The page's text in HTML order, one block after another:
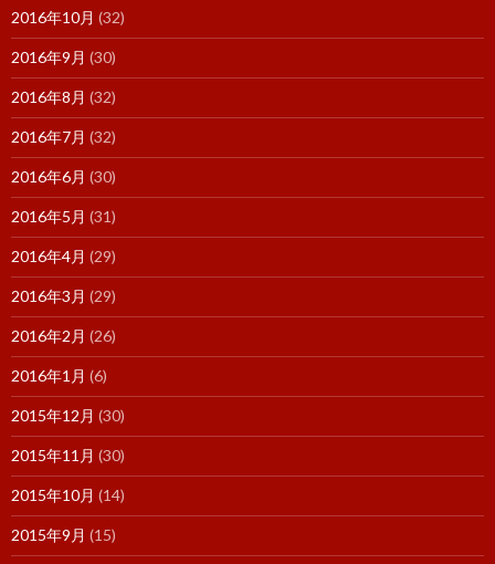
2016年10月 (32)
2016年9月 (30)
2016年8月 (32)
2016年7月 (32)
2016年6月 (30)
2016年5月 (31)
2016年4月 (29)
2016年3月 (29)
2016年2月 (26)
2016年1月 (6)
2015年12月 (30)
2015年11月 (30)
2015年10月 (14)
2015年9月 (15)